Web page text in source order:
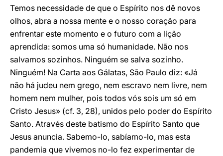
Temos necessidade de que o Espírito nos dê novos
olhos, abra a nossa mente e o nosso coração para
enfrentar este momento e o futuro com a lição
aprendida: somos uma só humanidade. Não nos
salvamos sozinhos. Ninguém se salva sozinho.
Ninguém! Na Carta aos Gálatas, São Paulo diz: «Já
não há judeu nem grego, nem escravo nem livre, nem
homem nem mulher, pois todos vós sois um só em
Cristo Jesus» (cf. 3, 28), unidos pelo poder do Espírito
Santo. Através deste batismo do Espírito Santo que
Jesus anuncia. Sabemo-lo, sabíamo-lo, mas esta
pandemia que vivemos no-lo fez experimentar de